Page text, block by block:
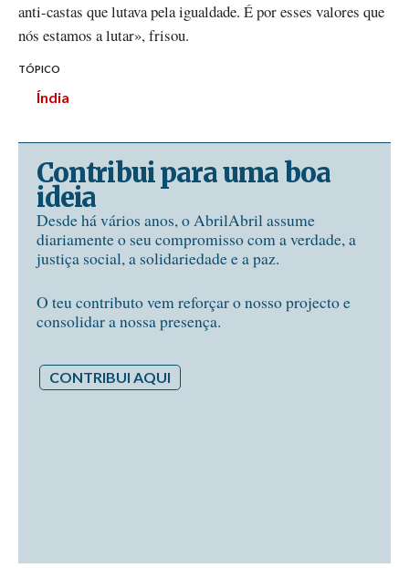
anti-castas que lutava pela igualdade. É por esses valores que
nós estamos a lutar», frisou.
TÓPICO
Índia
Contribui para uma boa
ideia
Desde há vários anos, o AbrilAbril assume
diariamente o seu compromisso com a verdade, a
justiça social, a solidariedade e a paz.
O teu contributo vem reforçar o nosso projecto e
consolidar a nossa presença.
CONTRIBUI AQUI